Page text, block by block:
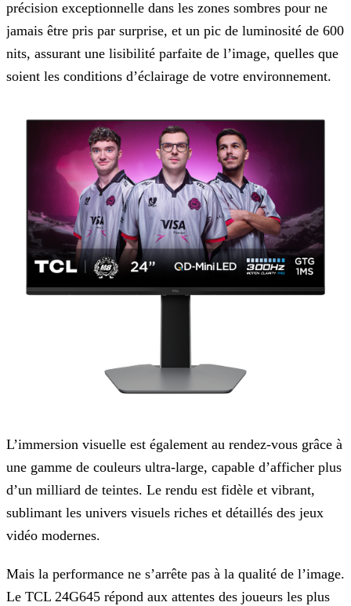
précision exceptionnelle dans les zones sombres pour ne
jamais être pris par surprise, et un pic de luminosité de 600
nits, assurant une lisibilité parfaite de l’image, quelles que
soient les conditions d’éclairage de votre environnement.
L’immersion visuelle est également au rendez-vous grâce à
une gamme de couleurs ultra-large, capable d’afficher plus
d’un milliard de teintes. Le rendu est fidèle et vibrant,
sublimant les univers visuels riches et détaillés des jeux
vidéo modernes.
Mais la performance ne s’arrête pas à la qualité de l’image.
Le TCL 24G645 répond aux attentes des joueurs les plus